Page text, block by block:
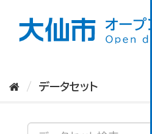
データセット